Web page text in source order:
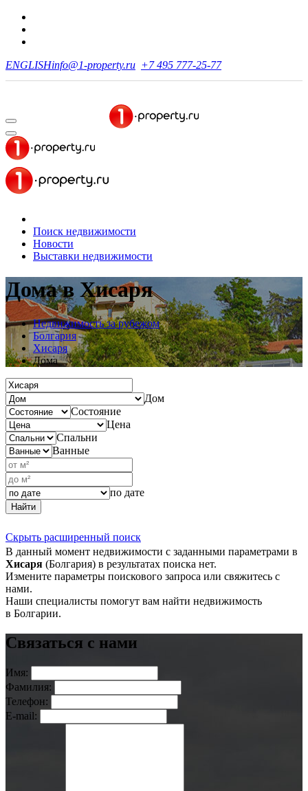
ENGLISHinfo@1-property.ru +7 495 777-25-77
Поиск недвижимости
Новости
Выставки недвижимости
Домав Хисаря
Недвижимость за рубежом
Болгария
Хисаря
Дома
Дом
Состояние
Цена
Спальни
Ванные
по дате
Найти
Скрыть расширенный поиск
В данный момент недвижимости с заданными параметрами в
Хисаря (Болгария) в результатах поиска нет.
Измените параметры поискового запроса или свяжитесь с
нами.
Наши специалисты помогут вам найти недвижимость
в Болгарии.
Связаться с нами
Имя:
Фамилия:
Телефон:
E-mail: